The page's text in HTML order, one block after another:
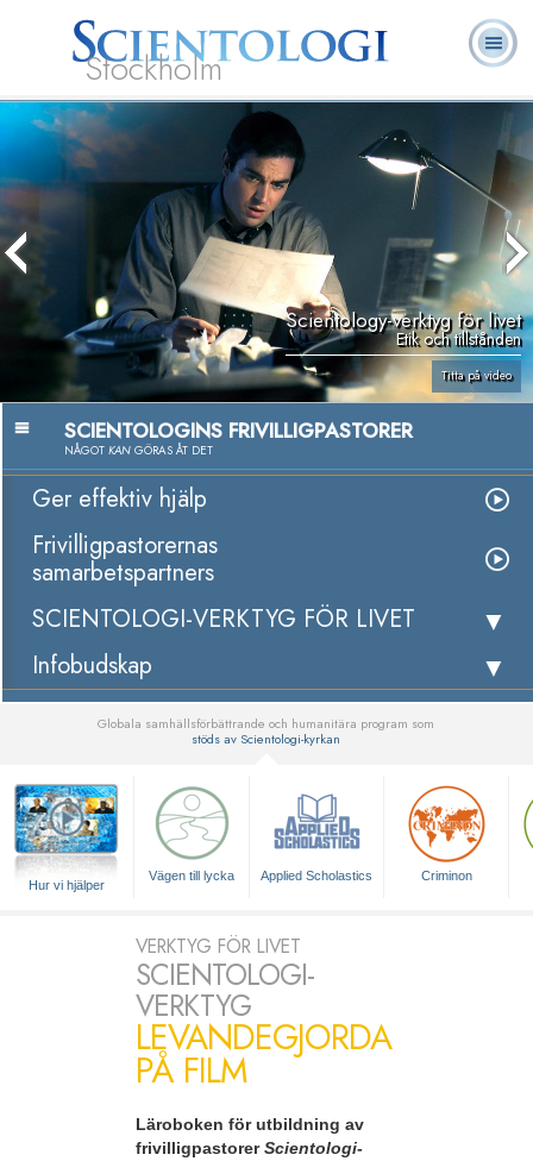
Stockholm
L. Ron
Hubbard
Vad är
Frivilligpastorer
Scientology-verktyg för livet
Etik och tillstånden
Titta på video
SCIENTOLOGINS FRIVILLIGPASTORER
NÅGOT KAN GÖRAS ÅT DET
Ger effektiv hjälp
Frivilligpastorernas
samarbetspartners
SCIENTOLOGI-VERKTYG FÖR LIVET
Infobudskap
Globala samhällsförbättrande och humanitära program som
stöds av Scientologi-kyrkan
Hur vi hjälper
Vägen till lycka Applied Scholastics Criminon
VERKTYG FÖR LIVET
SCIENTOLOGI-
VERKTYG
LEVANDEGJORDA
PÅ FILM
Läroboken för utbildning av
frivilligpastorerScientologi-